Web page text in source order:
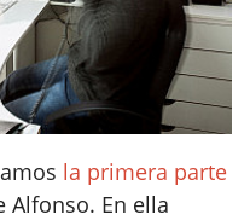
la primera parte
Alfonso. En ella